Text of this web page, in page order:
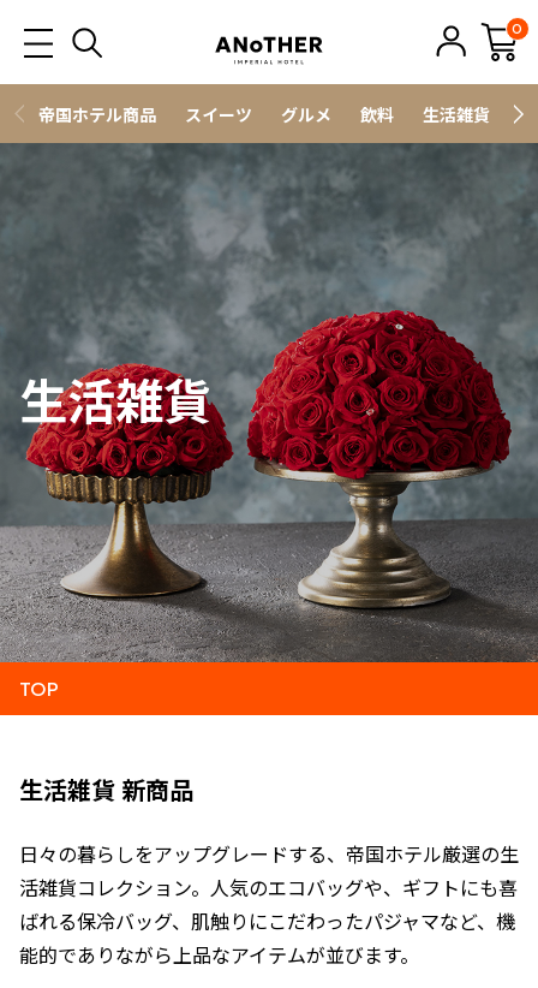
0
帝国ホテル商品 スイーツ グルメ 飲料 生活雑貨
生活雑貨
TOP
生活雑貨 新商品
日々の暮らしをアップグレードする、帝国ホテル厳選の生
活雑貨コレクション。人気のエコバッグや、ギフトにも喜
ばれる保冷バッグ、肌触りにこだわったパジャマなど、機
能的でありながら上品なアイテムが並びます。